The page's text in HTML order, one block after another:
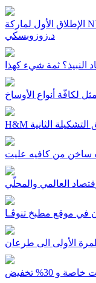
الإطلاق الأول لماركة NYLon نيو يورك | لندن بواسطة
د.زوزوبسكي
النبيذ؟ ثمة شيء كهذا
لكافّة أنواع الأوساخ
العالمي والمحلّي
في موقع مطبخ تنوﭬـا
الأولى الى طرعان
30% تخفيض